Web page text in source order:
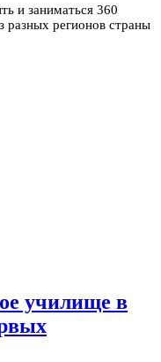
и заниматься 360
регионов страны
училище в